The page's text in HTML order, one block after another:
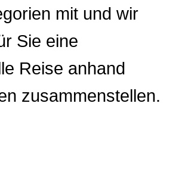
mit und wir
Sie eine
Reise anhand
zusammenstellen.